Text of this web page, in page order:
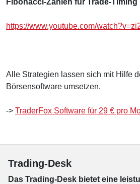
https://www.youtube.com/
Alle Strategien lassen sich mit Hilfe
Börsensoftware umsetzen.
-> TraderFox Software für 29 € pro
Trading-Desk
Das Trading-Desk bie­tet eine